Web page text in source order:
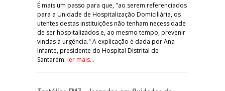
É mais um passo para que, "ao serem referenciados
para a Unidade de Hospitalização Domiciliária, os
utentes destas instituições não tenham necessidade
de ser hospitalizados e, ao mesmo tempo, prevenir
vindas à urgência." A explicação é dada por Ana
Infante, presidente do Hospital Distrital de
Santarém. ler mais...